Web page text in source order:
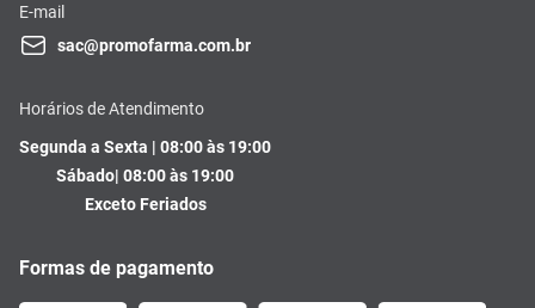
E-mail
sac@promofarma.com.br
Horários de Atendimento
Segunda a Sexta | 08:00 às 19:00
Sábado| 08:00 às 19:00
Exceto Feriados
Formas de pagamento